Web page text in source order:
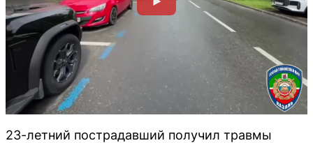
23-летний пострадавший получил травмы